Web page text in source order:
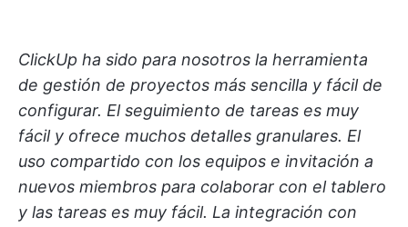
ClickUp ha sido para nosotros la herramienta
de gestión de proyectos más sencilla y fácil de
configurar. El seguimiento de tareas es muy
fácil y ofrece muchos detalles granulares. El
uso compartido con los equipos e invitación a
nuevos miembros para colaborar con el tablero
y las tareas es muy fácil. La integración con